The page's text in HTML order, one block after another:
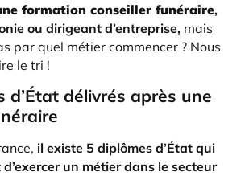
formation conseiller funéraire,
ou dirigeant d’entreprise, mais
par quel métier commencer ? Nous
le tri !
d’État délivrés après une
il existe 5 diplômes d’État qui
un métier dans le secteur